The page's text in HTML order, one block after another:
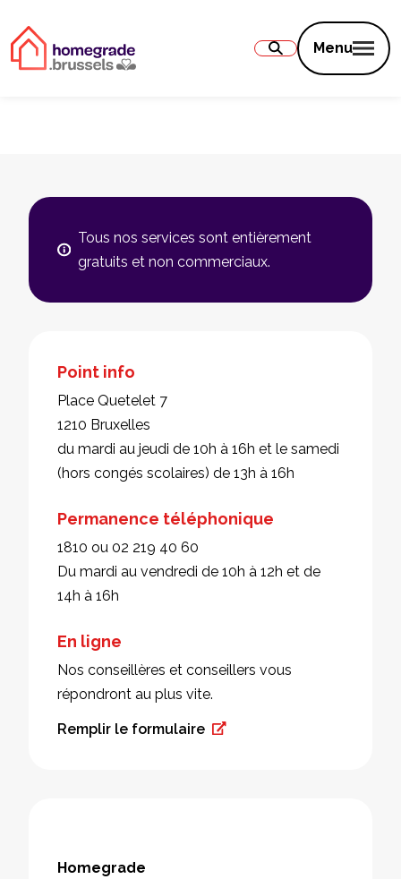
Menu
Tous nos services sont entièrement
gratuits et non commerciaux.
Point info
Place Quetelet 7
1210 Bruxelles
du mardi au jeudi de 10h à 16h et le samedi
(hors congés scolaires) de 13h à 16h
Permanence téléphonique
1810 ou 02 219 40 60
Du mardi au vendredi de 10h à 12h et de
14h à 16h
En ligne
Nos conseillères et conseillers vous
répondront au plus vite.
Remplir le formulaire
Homegrade